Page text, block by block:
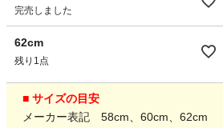
完売しました
62cm
残り1点
■ サイズの目安
メーカー表記 58cm、60cm、62cm